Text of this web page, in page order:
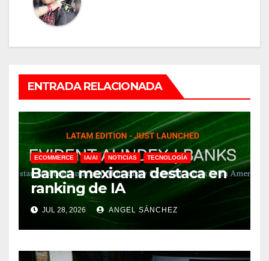
ENTRADA RELACIONADA
ECOMMERCE IA/AI NOTICIAS TECNOLOGÍA
Banca mexicana destaca en
ranking de IA
JUL 28, 2026 ANGEL SÁNCHEZ